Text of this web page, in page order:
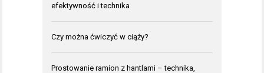
efektywność i technika
Czy można ćwiczyć w ciąży?
Prostowanie ramion z hantlami – technika,